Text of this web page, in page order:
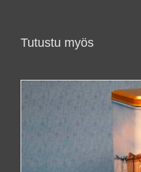
Tutustu myös